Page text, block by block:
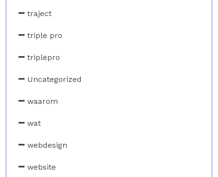
traject
triple pro
triplepro
Uncategorized
waarom
wat
webdesign
website